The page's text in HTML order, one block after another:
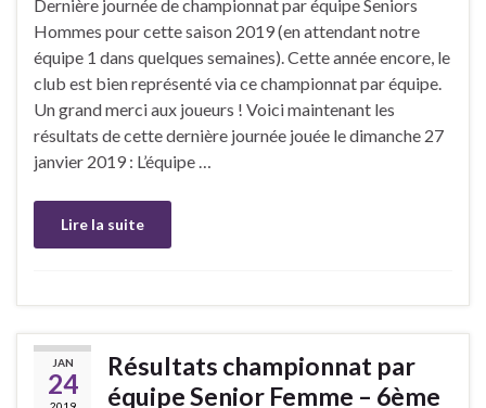
Dernière journée de championnat par équipe Seniors
Hommes pour cette saison 2019 (en attendant notre
équipe 1 dans quelques semaines). Cette année encore, le
club est bien représenté via ce championnat par équipe.
Un grand merci aux joueurs ! Voici maintenant les
résultats de cette dernière journée jouée le dimanche 27
janvier 2019 : L’équipe …
Lire la suite
JAN
24
Résultats championnat par
équipe Senior Femme – 6ème